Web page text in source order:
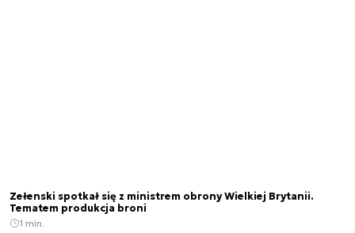
Zełenski spotkał się z ministrem obrony Wielkiej Brytanii.
Tematem produkcja broni
1 min.